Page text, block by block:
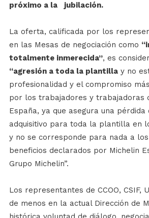
próximo a la jubilación.
La oferta, calificada por los
en las Mesas de negociación como
totalmente inmerecida”, es
“agresión a toda la plantillay no
profesionalidad y el compromiso
por los trabajadores y trabajadoras
España, ya que asegura una pérdida
adquisitivo para toda la plantilla en
y no se corresponde para nada a
beneficios declarados por Michelin
Grupo Michelin”.
Los representantes de CCOO, CSIF,
de menos en la actual Dirección de